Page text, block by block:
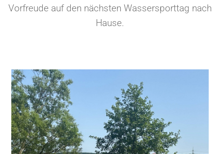
Vorfreude auf den nächsten Wassersporttag nach
Hause.